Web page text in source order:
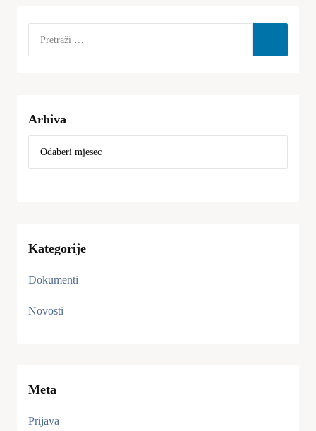
Arhiva
Kategorije
Dokumenti
Novosti
Meta
Prijava